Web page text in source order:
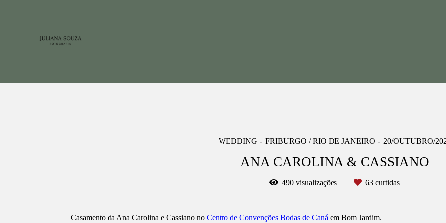
WEDDING FRIBURGO / RIO DE JANEIRO 20/OUTUBRO/
ANA CAROLINA & CASSIANO
490 visualizações 63 curtidas
Casamento da Ana Carolina e Cassiano no Centro de Convenções Bodas de Caná em Bom Jardim.